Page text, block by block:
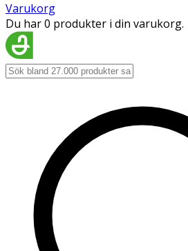
Varukorg
Du har 0 produkter i din varukorg.